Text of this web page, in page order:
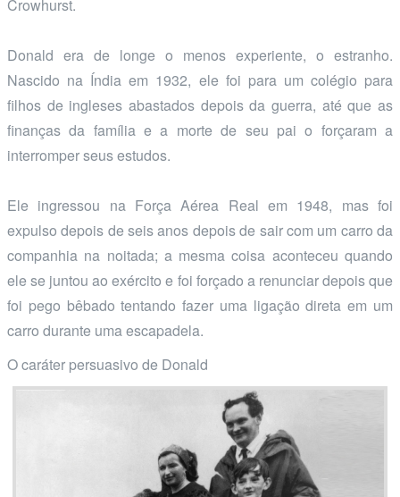
Crowhurst.
Donald era de longe o menos experiente, o estranho.
Nascido na Índia em 1932, ele foi para um colégio para
filhos de ingleses abastados depois da guerra, até que as
finanças da família e a morte de seu pai o forçaram a
interromper seus estudos.
Ele ingressou na Força Aérea Real em 1948, mas foi
expulso depois de seis anos depois de sair com um carro da
companhia na noitada; a mesma coisa aconteceu quando
ele se juntou ao exército e foi forçado a renunciar depois que
foi pego bêbado tentando fazer uma ligação direta em um
carro durante uma escapadela.
O caráter persuasivo de Donald